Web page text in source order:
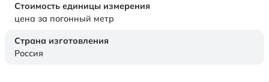
Стоимость единицы измерения
цена за погонный метр
Страна изготовления
Россия